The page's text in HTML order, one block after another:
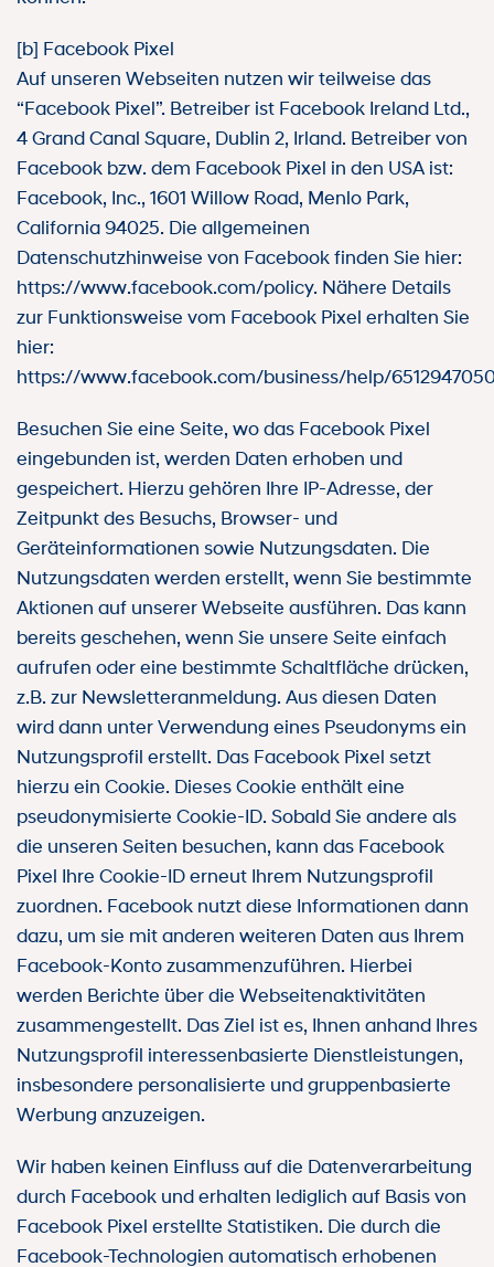
[b] Facebook Pixel
Auf unseren Webseiten nutzen wir teilweise das
“Facebook Pixel”. Betreiber ist Facebook Ireland Ltd.,
4 Grand Canal Square, Dublin 2, Irland. Betreiber von
Facebook bzw. dem Facebook Pixel in den USA ist:
Facebook, Inc., 1601 Willow Road, Menlo Park,
California 94025. Die allgemeinen
Datenschutzhinweise von Facebook finden Sie hier:
https://www.facebook.com/policy. Nähere Details
zur Funktionsweise vom Facebook Pixel erhalten Sie
hier:
https://www.facebook.com/business/help/
Besuchen Sie eine Seite, wo das Facebook Pixel
eingebunden ist, werden Daten erhoben und
gespeichert. Hierzu gehören Ihre IP-Adresse, der
Zeitpunkt des Besuchs, Browser- und
Geräteinformationen sowie Nutzungsdaten. Die
Nutzungsdaten werden erstellt, wenn Sie bestimmte
Aktionen auf unserer Webseite ausführen. Das kann
bereits geschehen, wenn Sie unsere Seite einfach
aufrufen oder eine bestimmte Schaltfläche drücken,
z.B. zur Newsletteranmeldung. Aus diesen Daten
wird dann unter Verwendung eines Pseudonyms ein
Nutzungsprofil erstellt. Das Facebook Pixel setzt
hierzu ein Cookie. Dieses Cookie enthält eine
pseudonymisierte Cookie-ID. Sobald Sie andere als
die unseren Seiten besuchen, kann das Facebook
Pixel Ihre Cookie-ID erneut Ihrem Nutzungsprofil
zuordnen. Facebook nutzt diese Informationen dann
dazu, um sie mit anderen weiteren Daten aus Ihrem
Facebook-Konto zusammenzuführen. Hierbei
werden Berichte über die Webseitenaktivitäten
zusammengestellt. Das Ziel ist es, Ihnen anhand Ihres
Nutzungsprofil interessenbasierte Dienstleistungen,
insbesondere personalisierte und gruppenbasierte
Werbung anzuzeigen.
Wir haben keinen Einfluss auf die Datenverarbeitung
durch Facebook und erhalten lediglich auf Basis von
Facebook Pixel erstellte Statistiken. Die durch die
Facebook-Technologien automatisch erhobenen